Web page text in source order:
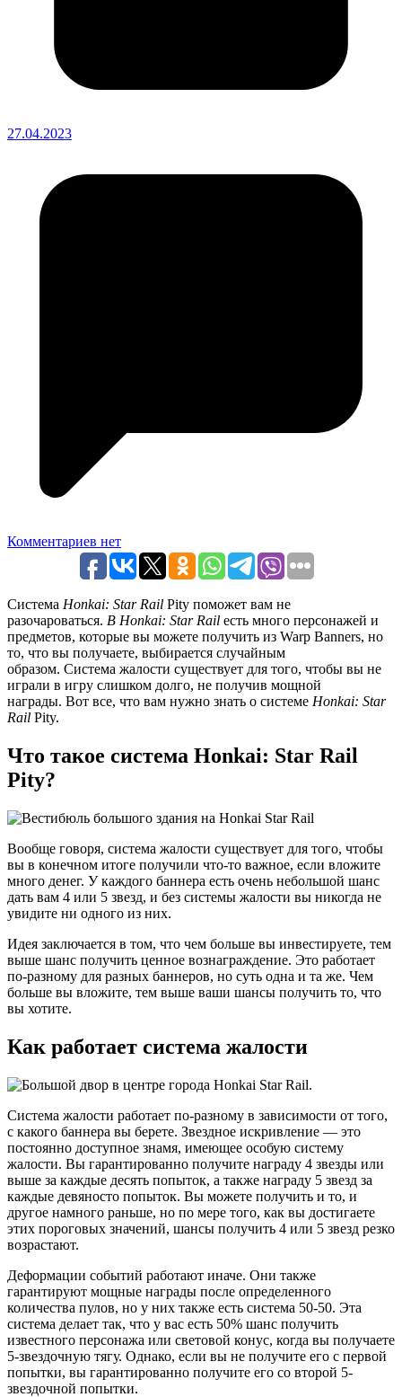
27.04.2023
Комментариев нет
Система Honkai: Star Rail Pity поможет вам не
разочароваться. В Honkai: Star Rail есть много персонажей и
предметов, которые вы можете получить из Warp Banners, но
то, что вы получаете, выбирается случайным
образом. Система жалости существует для того, чтобы вы не
играли в игру слишком долго, не получив мощной
награды. Вот все, что вам нужно знать о системе Honkai: Star
Rail Pity.
Что такое система Honkai: Star Rail
Pity?
Вообще говоря, система жалости существует для того, чтобы
вы в конечном итоге получили что-то важное, если вложите
много денег. У каждого баннера есть очень небольшой шанс
дать вам 4 или 5 звезд, и без системы жалости вы никогда не
увидите ни одного из них.
Идея заключается в том, что чем больше вы инвестируете, тем
выше шанс получить ценное вознаграждение. Это работает
по-разному для разных баннеров, но суть одна и та же. Чем
больше вы вложите, тем выше ваши шансы получить то, что
вы хотите.
Как работает система жалости
Система жалости работает по-разному в зависимости от того,
с какого баннера вы берете. Звездное искривление — это
постоянно доступное знамя, имеющее особую систему
жалости. Вы гарантированно получите награду 4 звезды или
выше за каждые десять попыток, а также награду 5 звезд за
каждые девяносто попыток. Вы можете получить и то, и
другое намного раньше, но по мере того, как вы достигаете
этих пороговых значений, шансы получить 4 или 5 звезд резко
возрастают.
Деформации событий работают иначе. Они также
гарантируют мощные награды после определенного
количества пулов, но у них также есть система 50-50. Эта
система делает так, что у вас есть 50% шанс получить
известного персонажа или световой конус, когда вы получаете
5-звездочную тягу. Однако, если вы не получите его с первой
попытки, вы гарантированно получите его со второй 5-
звездочной попытки.